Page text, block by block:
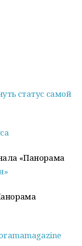
статус самой
«Панорама